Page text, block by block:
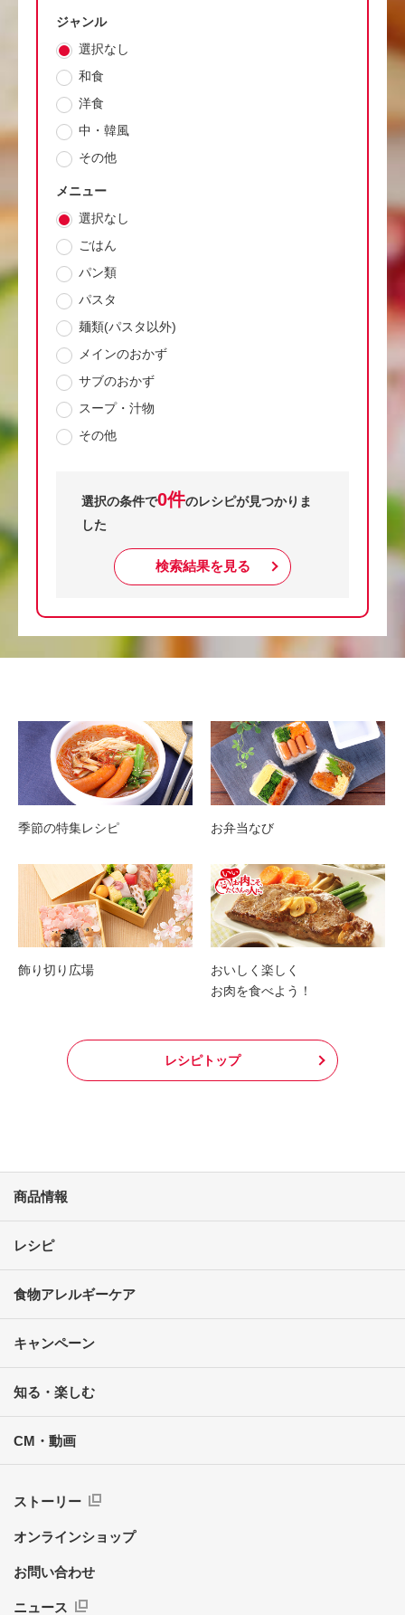
ジャンル
選択なし
和食
洋食
中・韓風
その他
メニュー
選択なし
ごはん
パン類
パスタ
麺類(パスタ以外)
メインのおかず
サブのおかず
スープ・汁物
その他
選択の条件で0件のレシピが見つかりま
した
検索結果を見る
季節の特集レシピ お弁当なび
飾り切り広場
おいしく楽しく
お肉を食べよう！
レシピトップ
商品情報
レシピ
食物アレルギーケア
キャンペーン
知る・楽しむ
CM・動画
ストーリー
オンラインショップ
お問い合わせ
ニュース